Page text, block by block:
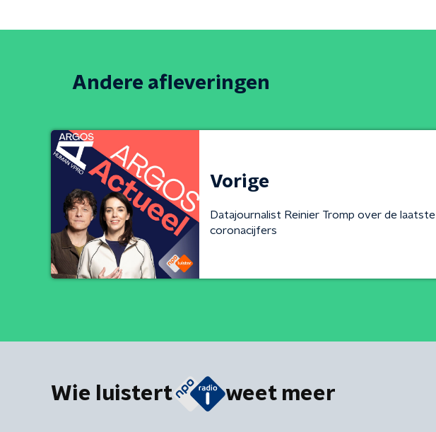
Andere afleveringen
Vorige
Datajournalist Reinier Tromp over de laatste
coronacijfers
Wie luistert weet meer